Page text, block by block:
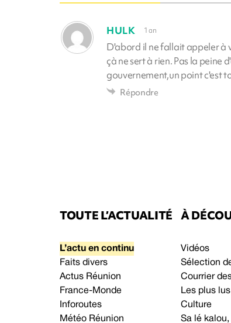
HULK 1 an
D'abord il ne fallait appeler à
çà ne sert à rien. Pas la peine
gouvernement,un point c'est
Répondre
TOUTE L’ACTUALITÉ
L’actu en continu
Faits divers
Actus Réunion
France-Monde
Inforoutes
Météo Réunion
À
Vidéos
Sélection
Courrier
Les plus lus
Culture
Sa lé